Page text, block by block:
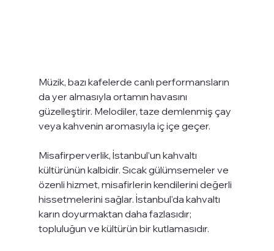
Müzik, bazı kafelerde canlı performansların
da yer almasıyla ortamın havasını
güzelleştirir. Melodiler, taze demlenmiş çay
veya kahvenin aromasıyla iç içe geçer.
Misafirperverlik, İstanbul’un kahvaltı
kültürünün kalbidir. Sıcak gülümsemeler ve
özenli hizmet, misafirlerin kendilerini değerli
hissetmelerini sağlar. İstanbul'da kahvaltı
karın doyurmaktan daha fazlasıdır;
topluluğun ve kültürün bir kutlamasıdır.